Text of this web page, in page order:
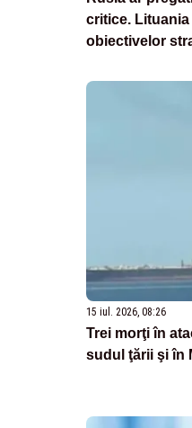
critice.
obiectivelor
15 iul. 2026, 08:26
Trei morţi în
sudul ţării şi în